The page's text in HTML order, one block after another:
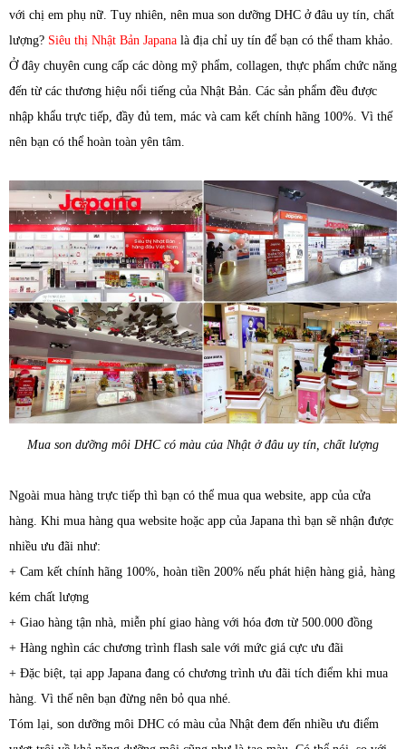
với chị em phụ nữ. Tuy nhiên, nên mua son dưỡng DHC ở đâu uy tín, chất
lượng? Siêu thị Nhật Bản Japana là địa chỉ uy tín để bạn có thể tham khảo.
Ở đây chuyên cung cấp các dòng mỹ phẩm, collagen, thực phẩm chức năng
đến từ các thương hiệu nổi tiếng của Nhật Bản. Các sản phẩm đều được
nhập khẩu trực tiếp, đầy đủ tem, mác và cam kết chính hãng 100%. Vì thế
nên bạn có thể hoàn toàn yên tâm.
Mua son dưỡng môi DHC có màu của Nhật ở đâu uy tín, chất lượng
Ngoài mua hàng trực tiếp thì bạn có thể mua qua website, app của cửa
hàng. Khi mua hàng qua website hoặc app của Japana thì bạn sẽ nhận được
nhiều ưu đãi như:
+ Cam kết chính hãng 100%, hoàn tiền 200% nếu phát hiện hàng giả, hàng
kém chất lượng
+ Giao hàng tận nhà, miễn phí giao hàng với hóa đơn từ 500.000 đồng
+ Hàng nghìn các chương trình flash sale với mức giá cực ưu đãi
+ Đặc biệt, tại app Japana đang có chương trình ưu đãi tích điểm khi mua
hàng. Vì thế nên bạn đừng nên bỏ qua nhé.
Tóm lại, son dưỡng môi DHC có màu của Nhật đem đến nhiều ưu điểm